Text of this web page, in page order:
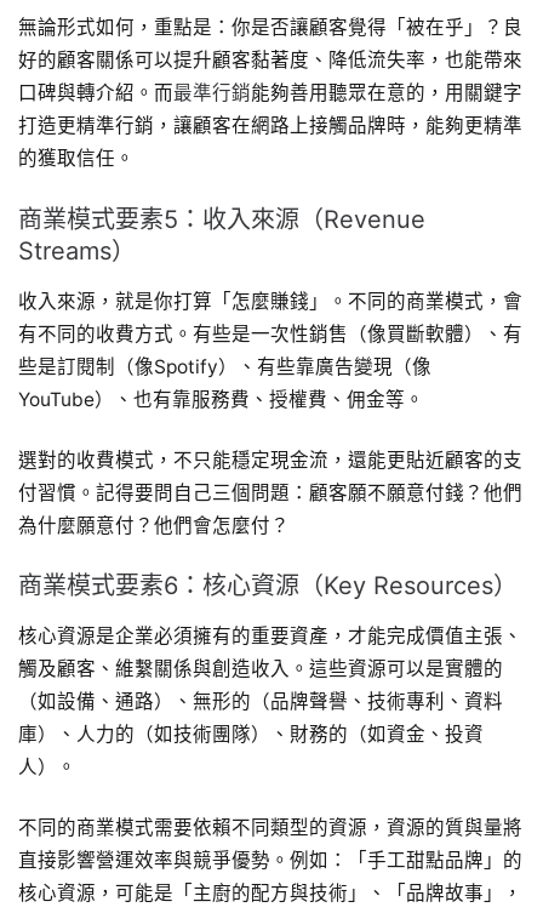
無論形式如何，重點是：你是否讓顧客覺得「被在乎」？良
好的顧客關係可以提升顧客黏著度、降低流失率，也能帶來
口碑與轉介紹。而最準行銷能夠善用聽眾在意的，用關鍵字
打造更精準行銷，讓顧客在網路上接觸品牌時，能夠更精準
的獲取信任。
商業模式要素5：收入來源（Revenue
Streams）
收入來源，就是你打算「怎麼賺錢」。不同的商業模式，會
有不同的收費方式。有些是一次性銷售（像買斷軟體）、有
些是訂閱制（像Spotify）、有些靠廣告變現（像
YouTube）、也有靠服務費、授權費、佣金等。
選對的收費模式，不只能穩定現金流，還能更貼近顧客的支
付習慣。記得要問自己三個問題：顧客願不願意付錢？他們
為什麼願意付？他們會怎麼付？
商業模式要素6：核心資源（Key Resources）
核心資源是企業必須擁有的重要資產，才能完成價值主張、
觸及顧客、維繫關係與創造收入。這些資源可以是實體的
（如設備、通路）、無形的（品牌聲譽、技術專利、資料
庫）、人力的（如技術團隊）、財務的（如資金、投資
人）。
不同的商業模式需要依賴不同類型的資源，資源的質與量將
直接影響營運效率與競爭優勢。例如：「手工甜點品牌」的
核心資源，可能是「主廚的配方與技術」、「品牌故事」，